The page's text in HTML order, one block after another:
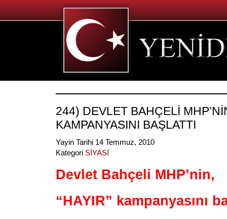
244) DEVLET BAHÇELİ
KAMPANYASINI BAŞLATTI
Yayin Tarihi 14 Temmuz, 2010
Kategori SİYASİ
Devlet Bahçeli MHP’nin,
“HAYIR” kampanyasını